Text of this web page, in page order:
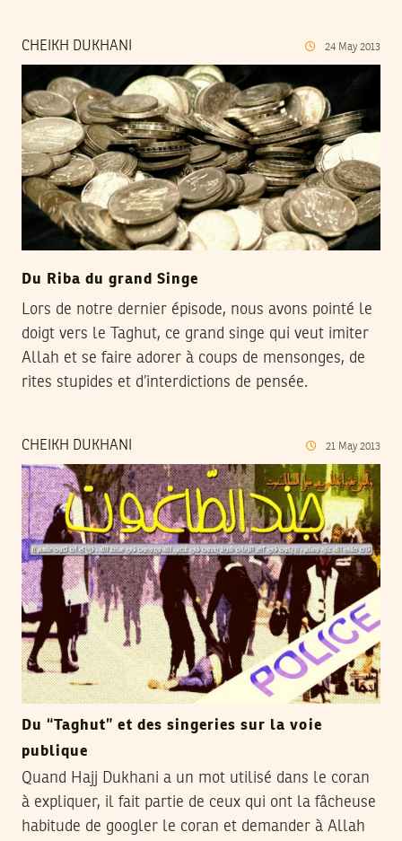
CHEIKH DUKHANI 24 May 2013
Du Riba du grand Singe
Lors de notre dernier épisode, nous avons pointé le
doigt vers le Taghut, ce grand singe qui veut imiter
Allah et se faire adorer à coups de mensonges, de
rites stupides et d’interdictions de pensée.
CHEIKH DUKHANI 21 May 2013
Du “Taghut” et des singeries sur la voie
publique
Quand Hajj Dukhani a un mot utilisé dans le coran
à expliquer, il fait partie de ceux qui ont la fâcheuse
habitude de googler le coran et demander à Allah